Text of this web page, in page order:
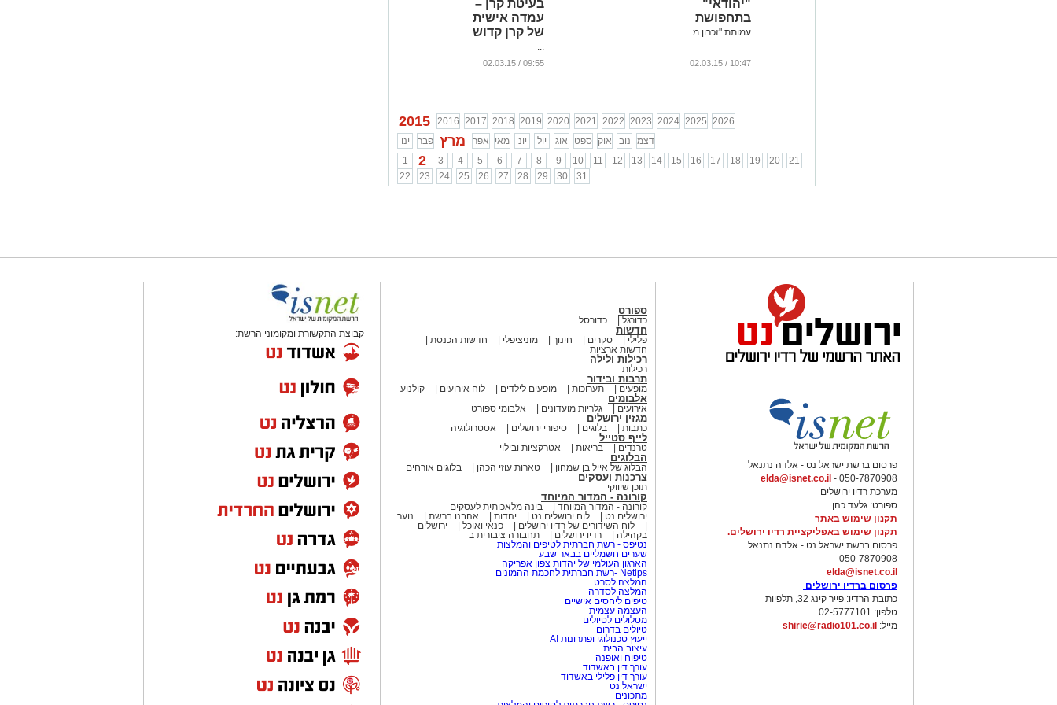
"יהודאי"
בתחפושת
עמותת "זכרון מ...
10:47 / 02.03.15
בעיטת קרן –
עמדה אישית
של קרן קדוש
...
09:55 / 02.03.15
2015 2016 2017 2018 2019 2020 2021 2022 2023 2024 2025 2026
ינו
פבר מרץ אפר מאי יונ יול אוג ספט אוק נוב
דצמ
1
2 3 4 5 6 7 8 9 10 11 12 13 14 15 16 17 18 19 20
21
22
23 24 25 26 27 28 29 30 31
פרסום ברשת ישראל נט - אלדה נתנאל
050-7870908 -
elda@isnet.co.il
מערכת רדיו ירושלים
ספורט: גלעד כהן
תקנון שימוש באתר
תקנון שימוש באפליקציית רדיו ירושלים.
פרסום ברשת ישראל נט - אלדה נתנאל
050-7870908
elda@isnet.co.il
פרסום ברדיו ירושלים
כתובת הרדיו: פייר קינג 32, תלפיות
טלפון: 02-5777101
מייל: shirie@radio101.co.il
ספורט
כדורגל כדורסל
חדשות
פלילי סקרים חינוך מוניציפלי
חדשות הכנסת
חדשות ארציות
רכילות ולילה
רכילות
תרבות ובידור
מופעים תערוכות מופעים לילדים לוח אירועים קולנוע
אלבומים
אירועים גלריות מועדונים אלבומי ספורט
מגזין ירושלים
כתבות בלוגים סיפורי ירושלים אסטרולוגיה
לייף סטייל
טרנדים בריאות אטרקציות ובילוי
הבלוגים
הבלוג של אייל בן שמחון טארות עוזי הכהן בלוגים אורחים
צרכנות ועסקים
תוכן שיווקי
קורונה - המדור המיוחד
קורונה - המדור המיוחד
בינה מלאכותית לעסקים
ירושלים נט
לוח ירושלים נט יהדות אהבנו ברשת
נוער
לוח השידורים של רדיו ירושלים
פנאי ואוכל
ירושלים
בקהילה
רדיו ירושלים
תחבורה ציבורית ב
נטיפס - רשת חברתית לטיפים והמלצות
שערים חשמליים בבאר שבע
הארגון העולמי של יהדות צפון אפריקה
Netips -רשת חברתית לחכמת ההמונים
המלצה לסרט
המלצה לסדרה
טיפים ליחסים אישיים
העצמה עצמית
מסלולים לטיולים
טיולים בדרום
ייעוץ טכנולוגי ופתרונות AI
עיצוב הבית
טיפוח ואופנה
עורך דין באשדוד
עורך דין פלילי באשדוד
ישראל נט
מתכונים
קבוצת התקשורת ומקומוני הרשת: